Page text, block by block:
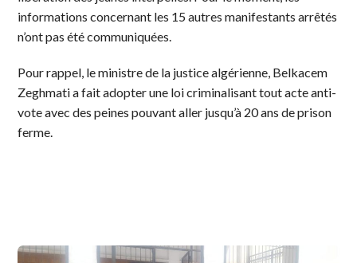
informations concernant les 15 autres manifestants arrêtés
n’ont pas été communiquées.
Pour rappel, le ministre de la justice algérienne, Belkacem
Zeghmati a fait adopter une loi criminalisant tout acte anti-
vote avec des peines pouvant aller jusqu’à 20 ans de prison
ferme.